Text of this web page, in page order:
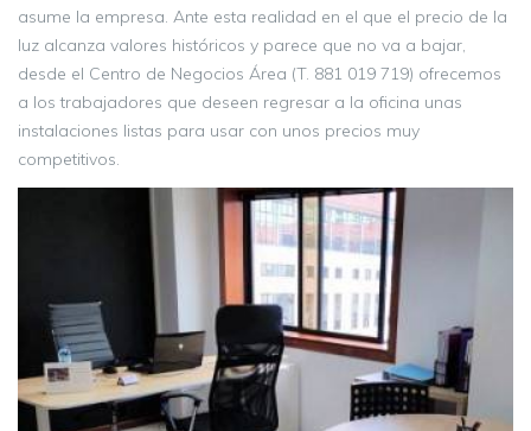
asume la empresa. Ante esta realidad en el que el precio de la
luz alcanza valores históricos y parece que no va a bajar,
desde el Centro de Negocios Área (T. 881 019 719) ofrecemos
a los trabajadores que deseen regresar a la oficina unas
instalaciones listas para usar con unos precios muy
competitivos.